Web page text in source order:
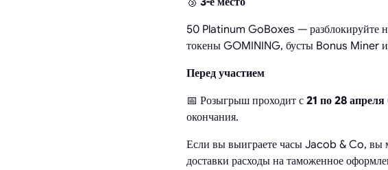
50 Platinum GoBoxes — разблокируйте
токены GOMINING, бусты Bonus Miner
Перед участием
📅 Розыгрыш проходит с 21 по 28
окончания.
Если вы выиграете часы Jacob & Co, вы
доставки расходы на таможенное